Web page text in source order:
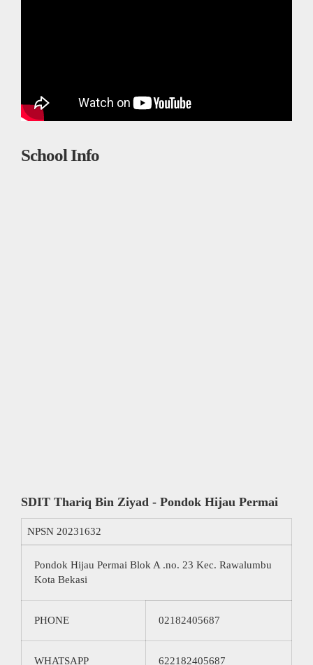
School Info
SDIT Thariq Bin Ziyad - Pondok Hijau Permai
NPSN 20231632
Pondok Hijau Permai Blok A .no. 23 Kec. Rawalumbu
Kota Bekasi
PHONE 02182405687
WHATSAPP 622182405687